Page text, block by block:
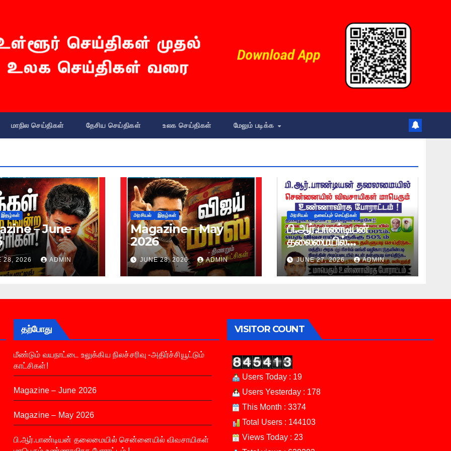
மாநில செய்திகள் தேசிய செய்திகள் உலக செய்திகள் மேலும் படிக்க
இதழ்கள்
– June
28, 2026 ADMIN
அரசியல் இதழ்கள்
Magazine – May
2026
JUNE 28, 2026 ADMIN
அரசியல் தலைப்புச் செய்திகள்
பி.ஆர்.பாண்டியன்
தலைமையில்
சென்னையில்
விவசாயிகள் மாபெரும்
உண்ணாவிரத போராட்டம் !
JUNE 27, 2026 ADMIN
தற்போது
மீண்டும் வயநாட்டை உலுக்கிய நிலச்சரிவு -அதிர்ச்சியூட்டும்
காட்சிகள்!
Magazine – June 2026
Magazine – May 2026
பி.ஆர்.பாண்டியன் தலைமையில் சென்னையில் விவசாயிகள்
VISITOR COUNT
Users Today : 19
Users Yesterday : 178
This Month : 3374
Total Users : 144103
Views Today : 23